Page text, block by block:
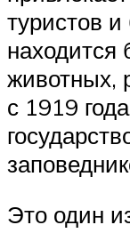
туристов
находится
животных,
с 1919
Это один